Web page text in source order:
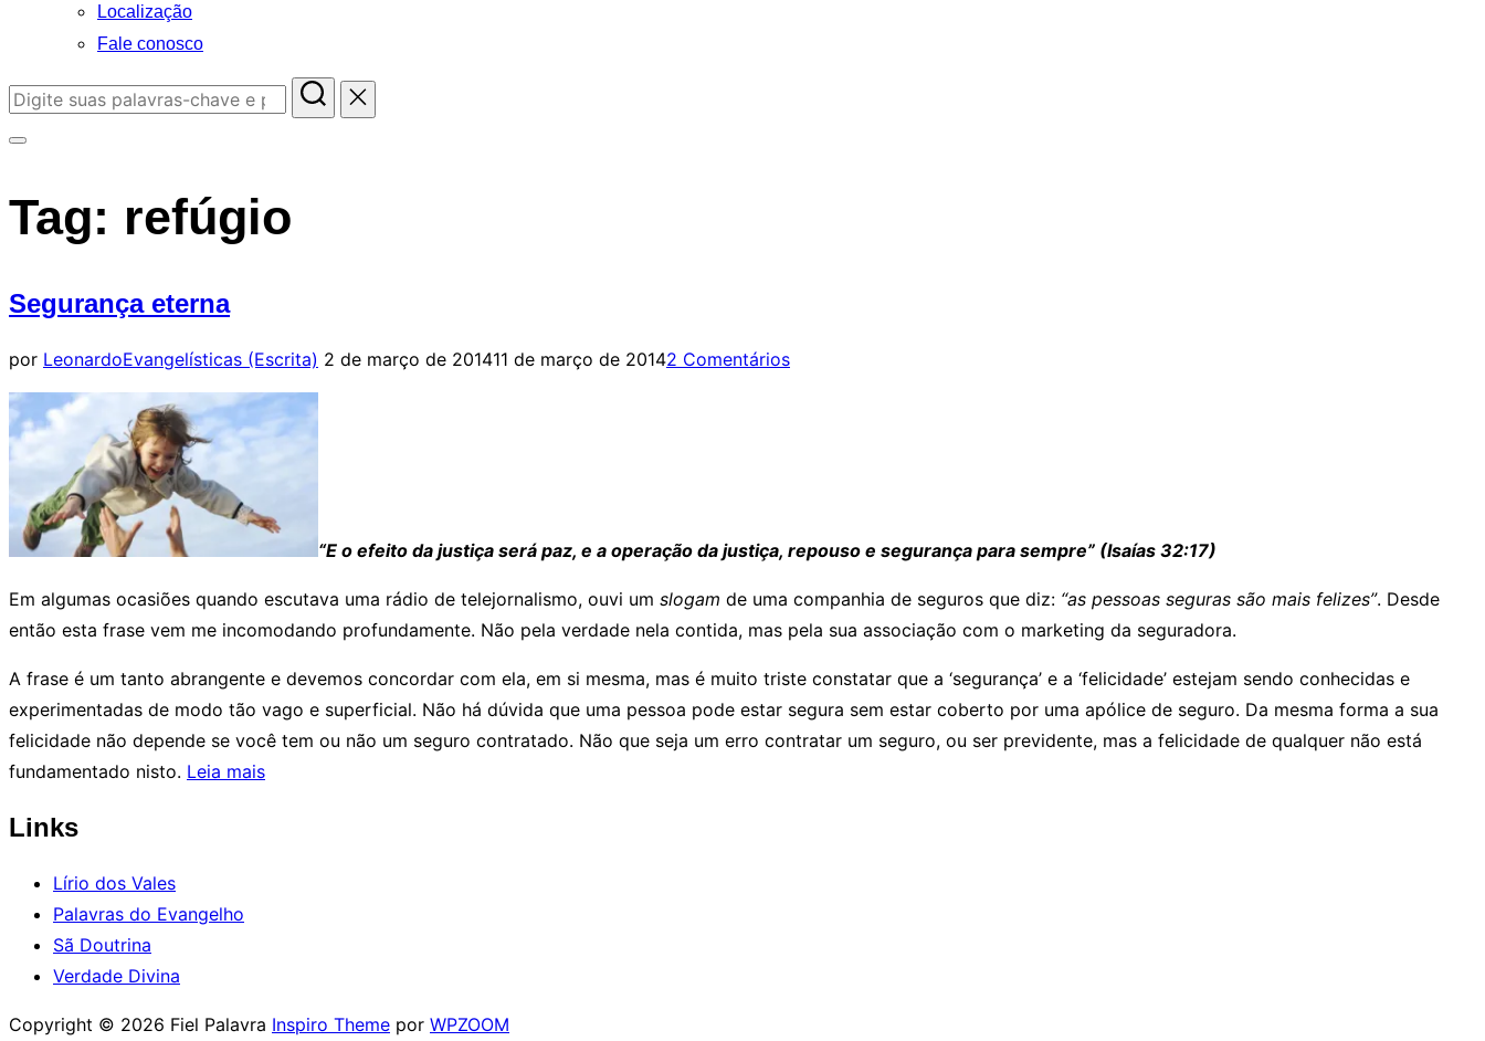
Localização
Fale conosco
Pesquisar
lateral
Tag: refúgio
Segurança eterna
por LeonardoEvangelísticas (Escrita) Postado
em
2 de março de 201411 de março de 20142 Comentários
“E o efeito da justiça será paz, e a operação da justiça, repouso e segurança para sempre” (Isaías 32:17)
Em algumas ocasiões quando escutava uma rádio de telejornalismo, ouvi um slogam de uma companhia de seguros que diz: “as pessoas seguras são mais felizes”. Desde
então esta frase vem me incomodando profundamente. Não pela verdade nela contida, mas pela sua associação com o marketing da seguradora.
A frase é um tanto abrangente e devemos concordar com ela, em si mesma, mas é muito triste constatar que a ‘segurança’ e a ‘felicidade’ estejam sendo conhecidas e
experimentadas de modo tão vago e superficial. Não há dúvida que uma pessoa pode estar segura sem estar coberto por uma apólice de seguro. Da mesma forma a sua
felicidade não depende se você tem ou não um seguro contratado. Não que seja um erro contratar um seguro, ou ser previdente, mas a felicidade de qualquer não está
fundamentado nisto. Leia mais“Segurança
Links
Lírio dos Vales
Palavras do Evangelho
Sã Doutrina
Verdade Divina
Copyright © 2026 Fiel Palavra Inspiro Theme por WPZOOM